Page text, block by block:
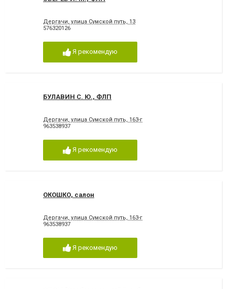
Дергачи, улица Сумской путь, 13
576320126
Я рекомендую
БУЛАВИН С. Ю., ФЛП
Дергачи, улица Сумской путь, 163-г
963538937
Я рекомендую
ОКОШКО, салон
Дергачи, улица Сумской путь, 163-г
963538937
Я рекомендую